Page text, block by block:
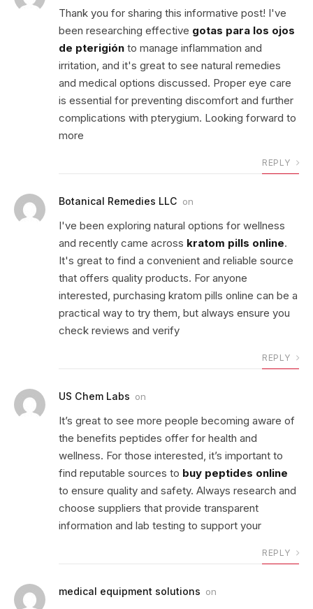
Thank you for sharing this informative post! I've
been researching effective gotas para los ojos
de pterigión to manage inflammation and
irritation, and it's great to see natural remedies
and medical options discussed. Proper eye care
is essential for preventing discomfort and further
complications with pterygium. Looking forward to
more
REPLY
Botanical Remedies LLC on
I've been exploring natural options for wellness
and recently came across kratom pills online.
It's great to find a convenient and reliable source
that offers quality products. For anyone
interested, purchasing kratom pills online can be a
practical way to try them, but always ensure you
check reviews and verify
REPLY
US Chem Labs on
It’s great to see more people becoming aware of
the benefits peptides offer for health and
wellness. For those interested, it’s important to
find reputable sources to buy peptides online
to ensure quality and safety. Always research and
choose suppliers that provide transparent
information and lab testing to support your
REPLY
medical equipment solutions on